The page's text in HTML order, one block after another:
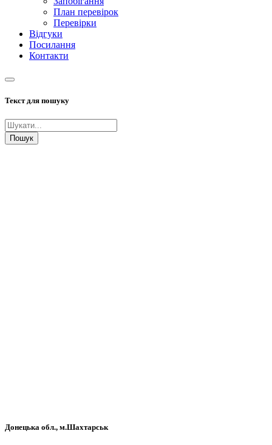
План перевірок
Перевірки
Відгуки
Посилання
Контакти
Текст для пошуку
Донецька обл., м.Шахтарськ